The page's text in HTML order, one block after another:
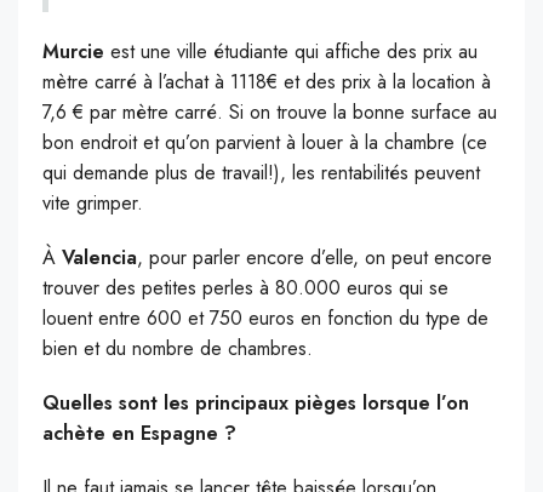
Murcie est une ville étudiante qui affiche des prix au
mètre carré à l’achat à 1118€ et des prix à la location à
7,6 € par mètre carré. Si on trouve la bonne surface au
bon endroit et qu’on parvient à louer à la chambre (ce
qui demande plus de travail!), les rentabilités peuvent
vite grimper.
À Valencia, pour parler encore d’elle, on peut encore
trouver des petites perles à 80.000 euros qui se
louent entre 600 et 750 euros en fonction du type de
bien et du nombre de chambres.
Quelles sont les principaux pièges lorsque l’on
achète en Espagne ?